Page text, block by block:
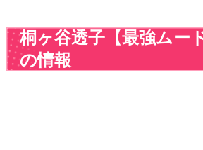
桐ヶ谷透子【最強ムー
の情報